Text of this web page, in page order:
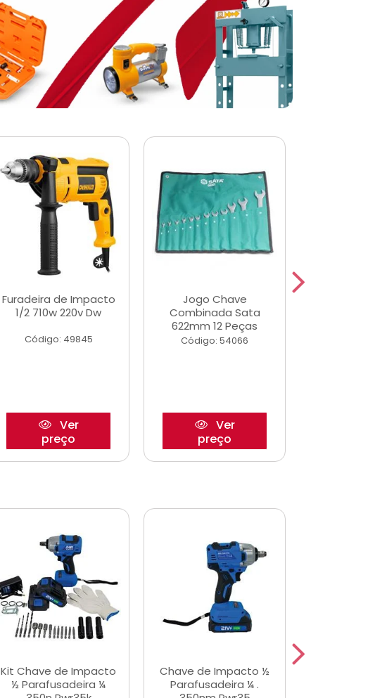
Furadeira de Impacto
1/2 710w 220v Dw
Código: 49845
Ver
preço
Jogo Chave
Combinada Sata
622mm 12 Peças
Código: 54066
Ver
preço
Kit Chave de Impacto
½ Parafusadeira ¼
Chave de Impacto ½
Parafusadeira ¼ .